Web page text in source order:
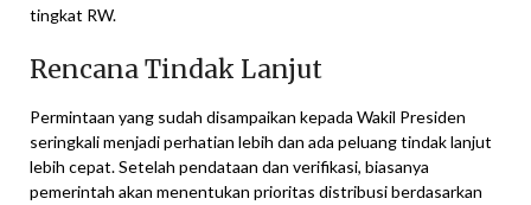
tingkat RW.
Rencana Tindak Lanjut
Permintaan yang sudah disampaikan kepada Wakil Presiden
seringkali menjadi perhatian lebih dan ada peluang tindak lanjut
lebih cepat. Setelah pendataan dan verifikasi, biasanya
pemerintah akan menentukan prioritas distribusi berdasarkan